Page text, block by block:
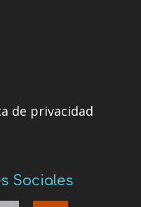
de privacidad
Sociales